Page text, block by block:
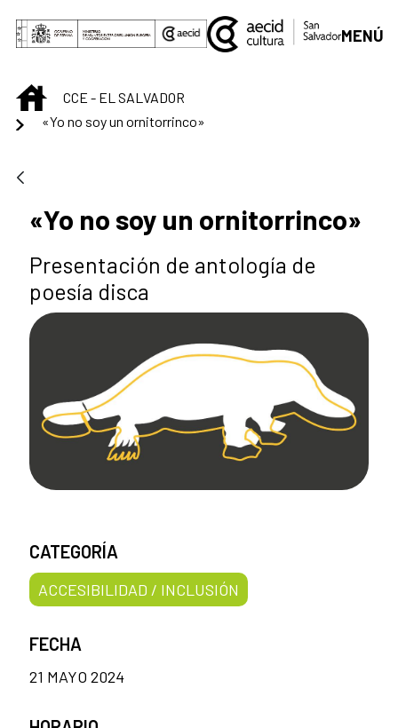
Saltar al contenido principal
MENÚ
INICIOCCE - EL SALVADOR
«Yo no soy un ornitorrinco»
«Yo no soy un ornitorrinco»
Presentación de antología de
poesía disca
CATEGORÍA
ACCESIBILIDAD / INCLUSIÓN
FECHA
21 MAYO 2024